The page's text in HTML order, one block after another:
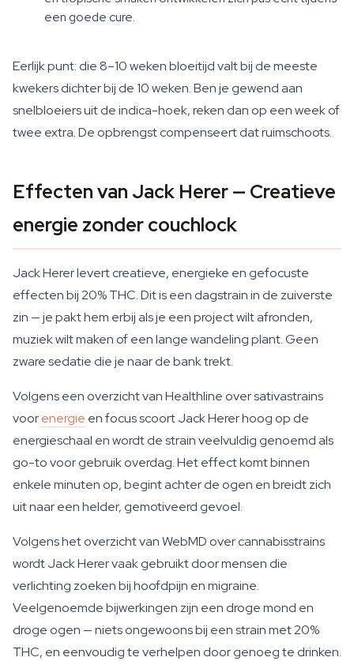
een goede cure.
Eerlijk punt: die 8–10 weken bloeitijd valt bij de meeste
kwekers dichter bij de 10 weken. Ben je gewend aan
snelbloeiers uit de indica-hoek, reken dan op een week of
twee extra. De opbrengst compenseert dat ruimschoots.
Effecten van Jack Herer — Creatieve
energie zonder couchlock
Jack Herer levert creatieve, energieke en gefocuste
effecten bij 20% THC. Dit is een dagstrain in de zuiverste
zin — je pakt hem erbij als je een project wilt afronden,
muziek wilt maken of een lange wandeling plant. Geen
zware sedatie die je naar de bank trekt.
Volgens een overzicht van Healthline over sativastrains
voorenergie en focus scoort Jack Herer hoog op de
energieschaal en wordt de strain veelvuldig genoemd als
go-to voor gebruik overdag. Het effect komt binnen
enkele minuten op, begint achter de ogen en breidt zich
uit naar een helder, gemotiveerd gevoel.
Volgens het overzicht van WebMD over cannabisstrains
wordt Jack Herer vaak gebruikt door mensen die
verlichting zoeken bij hoofdpijn en migraine.
Veelgenoemde bijwerkingen zijn een droge mond en
droge ogen — niets ongewoons bij een strain met 20%
THC, en eenvoudig te verhelpen door genoeg te drinken.